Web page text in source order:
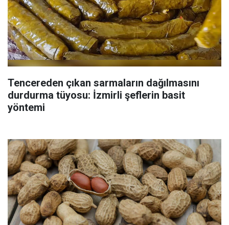
Tencereden çıkan sarmaların dağılmasını
durdurma tüyosu: İzmirli şeflerin basit
yöntemi